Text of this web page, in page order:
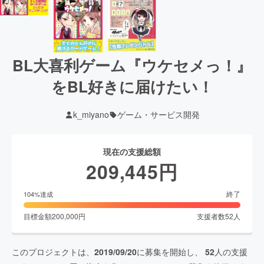
BL大喜利ゲーム『ウケセメっ！』
をBL好きに届けたい！
k_miyano ゲーム・サービス開発
現在の支援総額
209,445円
104%達成 終了
目標金額200,000円 支援者数52 人
このプロジェクトは、 2019/09/20に募集を開始し、 52人の支援